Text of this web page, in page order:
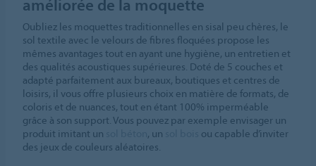
améliorée de la moquette
Oubliez les moquettes traditionnelles en sisal peu chères, le
sol textile avec le velours de fibres floquées propose les
mêmes avantages tout en ayant une hygiène, un entretien et
des qualités acoustiques supérieures. Doté de 5 couches et
adapté parfaitement aux bureaux, boutiques et centres de
loisirs, il vous offre plusieurs choix en matière de formats, de
coloris et de nuances, tout en étant 100% imperméable
grâce à son support. Vous pouvez par exemple envisager un
produit imitant un
, un
ou capable d’inviter
des jeux de couleurs aléatoires.